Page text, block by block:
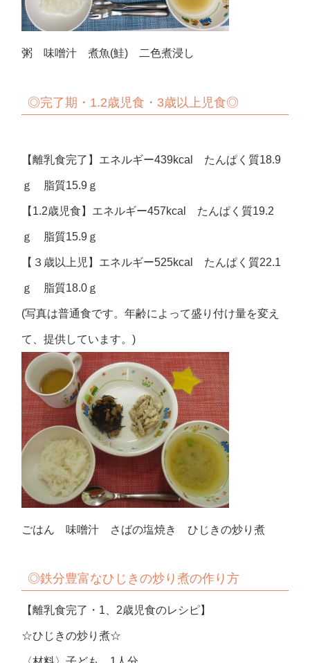
粥 味噌汁 煮魚(鮭) 二色煮浸し
◎完了期・ 1.2歳児食・ 3歳以上児食◎
【離乳食完了】エネルギー439kcal たんぱく質18.9
ｇ 脂質15.9ｇ
【1.2歳児食】エネルギー457kcal たんぱく質19.2
ｇ 脂質15.9ｇ
【３歳以上児】エネルギー525kcal たんぱく質22.1
ｇ 脂質18.0ｇ
(写真は普通食です。年齢によって盛り付け量を変え
て、提供しています。)
ごはん 味噌汁 さばの塩焼き ひじきの炒り煮
◎鉄分豊富なひじきの炒り煮の作り方
【離乳食完了・ 1 2歳児食のレシピ】
☆ひじきの炒り煮☆